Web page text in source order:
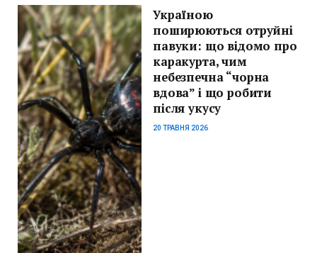
Україною
поширюються отруйні
павуки: що відомо про
каракурта, чим
небезпечна “чорна
вдова” і що робити
після укусу
20 ТРАВНЯ 2026